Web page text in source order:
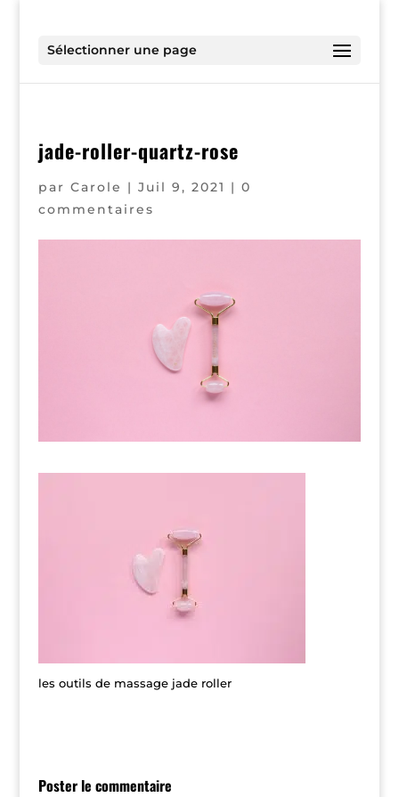
Sélectionner une page
jade-roller-quartz-rose
par Carole | Juil 9, 2021 | 0
commentaires
les outils de massage jade roller
Poster le commentaire